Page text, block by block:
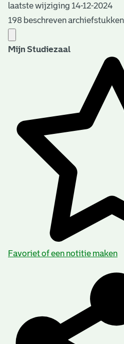
laatste wijziging 14-12-2024
198 beschreven archiefstukken
Mijn Studiezaal
Favoriet of een notitie maken